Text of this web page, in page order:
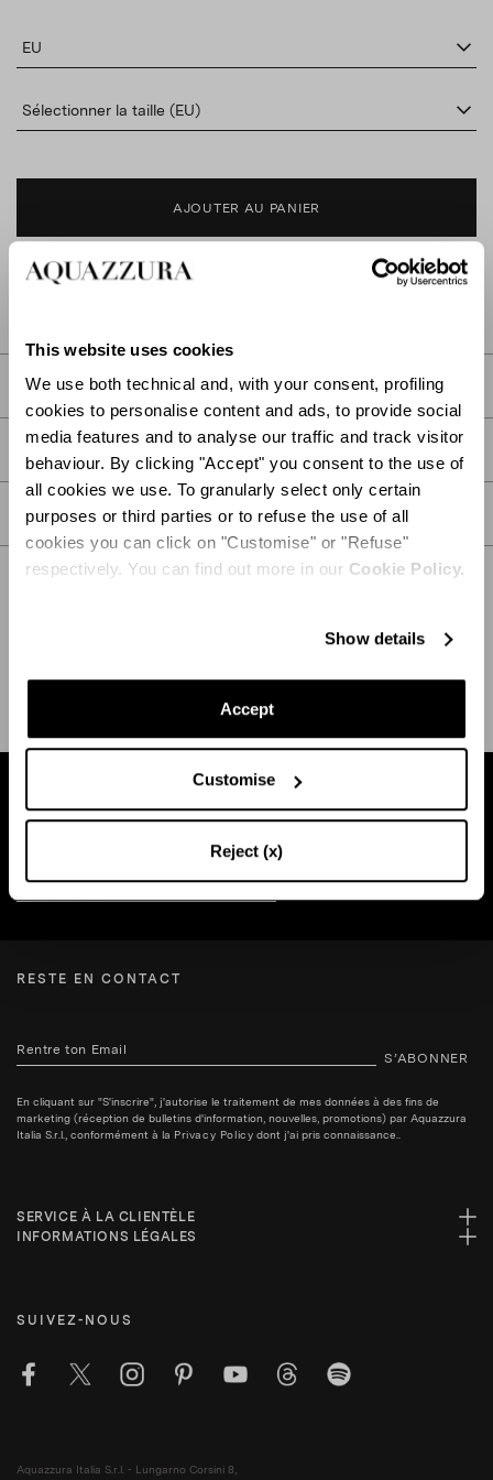
This website uses cookies
We use both technical and, with your consent, profiling
cookies to personalise content and ads, to provide social
media features and to analyse our traffic and track visitor
behaviour. By clicking "Accept" you consent to the use of
all cookies we use. To granularly select only certain
purposes or third parties or to refuse the use of all
cookies you can click on "Customise" or "Refuse"
respectively. You can find out more in our Cookie Policy.
Show details
Accept
Customise
Reject (x)
EU
Sélectionner la taille (EU)
AJOUTER AU PANIER
TROUVER DANS LA BOUTIQUE
DESCRIPTION
SOIN
Trouvez une boutique près de chez vous
RESTE EN CONTACT
S’ABONNER
En cliquant sur "S'inscrire", j'autorise le traitement de mes données à des fins de
marketing (réception de bulletins d'information, nouvelles, promotions) par Aquazzura
Italia S.r.l., conformément à la Privacy Policy dont j'ai pris connaissance..
SERVICE À LA CLIENTÈLE
INFORMATIONS LÉGALES
SUIVEZ-NOUS
Aquazzura Italia S.r.l. - Lungarno Corsini 8,